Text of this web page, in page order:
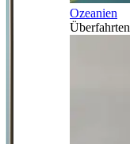
Ozeanien
Überfahrten